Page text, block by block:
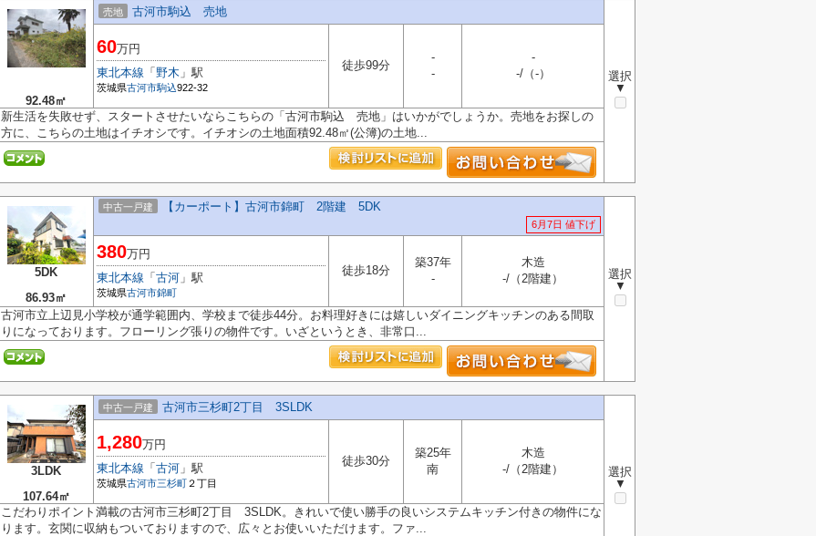
92.48㎡
売地 古河市駒込 売地
選択
▼
60万円
東北本線 「 野木 」駅
茨城県古河市駒込922-32
徒歩99分
-
-
-
-/（-）
新生活を失敗せず、スタートさせたいならこちらの「古河市駒込 売地」はいかがでしょうか。売地をお探しの
方に、こちらの土地はイチオシです。イチオシの土地面積92.48㎡(公簿)の土地...
5DK
86.93㎡
中古一戸建 【カーポート】古河市錦町 2階建 5DK
6月7日 値下げ
選択
▼
380万円
東北本線 「 古河 」駅
茨城県古河市錦町
徒歩18分
築37年
-
木造
-/（2階建）
古河市立上辺見小学校が通学範囲内、学校まで徒歩44分。お料理好きには嬉しいダイニングキッチンのある間取
りになっております。フローリング張りの物件です。いざというとき、非常口...
3LDK
107.64㎡
中古一戸建 古河市三杉町2丁目 3SLDK
選択
▼
1,280万円
東北本線 「 古河 」駅
茨城県古河市三杉町 ２丁目
徒歩30分
築25年
南
木造
-/（2階建）
こだわりポイント満載の古河市三杉町2丁目 3SLDK。きれいで使い勝手の良いシステムキッチン付きの物件にな
ります。玄関に収納もついておりますので、広々とお使いいただけます。ファ...